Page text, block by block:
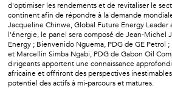
d'optimiser les rendements et de revitaliser le
continent afin de répondre à la demande
Jacqueline Chinwe, Global Future Energy Leader
l'énergie, le panel sera composé de Jean-Michel
Energy ; Bienvenido Nguema, PDG de GE Petrol
et Marcellin Simba Ngabi, PDG de Gabon Oil
dirigeants apportent une connaissance
africaine et offriront des perspectives
potentiel des actifs à mi-parcours et matures.